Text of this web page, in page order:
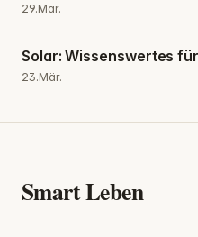
29.Mär.
Solar: Wissenswertes
23.Mär.
Smart Leben